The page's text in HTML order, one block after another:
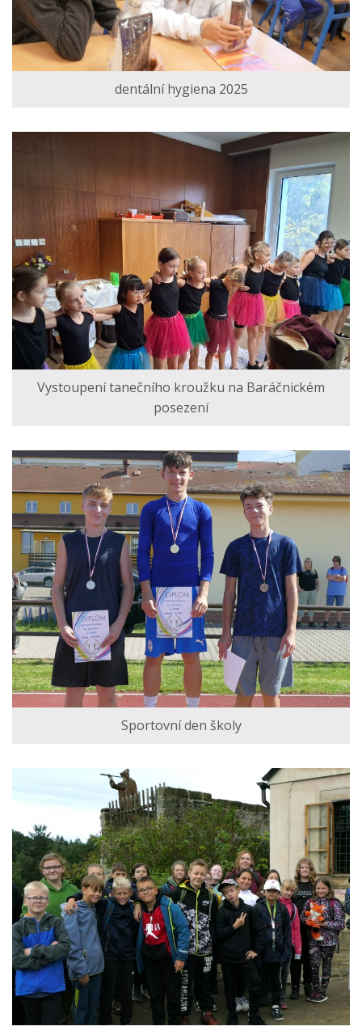
dentální hygiena 2025
Vystoupení tanečního kroužku na Baráčnickém
posezení
Sportovní den školy